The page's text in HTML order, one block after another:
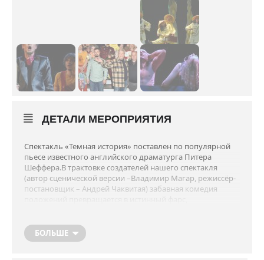
ДЕТАЛИ МЕРОПРИЯТИЯ
Спектакль «Темная история» поставлен по популярной
пьесе известного английского драматурга Питера
Шеффера.В трактовке создателей нашего спектакля
(автор сценической версии –Владимир Магар, режиссёр-
постановщик – Андрей Чаквитая) забавная комедия
«Наш спектакль – это не классическая комедия
БОЛЬШЕ